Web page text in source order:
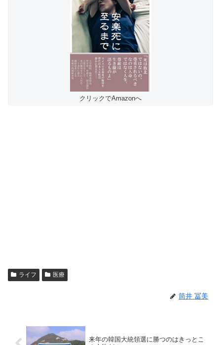
クリックでAmazonへ
ライフ 医療
筒井 冨美
来年の韓国大統領選に勝つのはきっとこ